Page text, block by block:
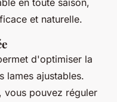
et naturelle.
d'optimiser la
lames ajustables.
vous pouvez réguler